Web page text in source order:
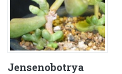
Jensenobotrya